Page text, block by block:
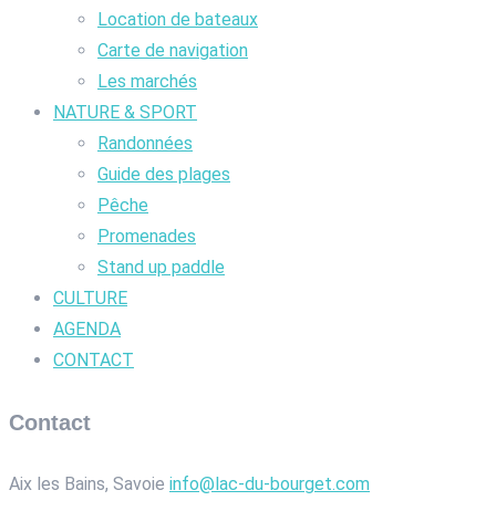
Location de bateaux
Carte de navigation
Les marchés
NATURE & SPORT
Randonnées
Guide des plages
Pêche
Promenades
Stand up paddle
CULTURE
AGENDA
CONTACT
Contact
Aix les Bains, Savoie info@lac-du-bourget.com